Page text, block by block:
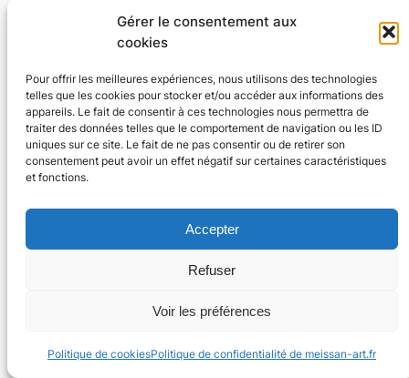
Gérer le consentement aux
cookies
Pour offrir les meilleures expériences, nous utilisons des technologies
telles que les cookies pour stocker et/ou accéder aux informations des
appareils. Le fait de consentir à ces technologies nous permettra de
traiter des données telles que le comportement de navigation ou les ID
uniques sur ce site. Le fait de ne pas consentir ou de retirer son
consentement peut avoir un effet négatif sur certaines caractéristiques
et fonctions.
Accepter
Refuser
Voir les préférences
Politique de cookiesPolitique de confidentialité de meissan-art.fr